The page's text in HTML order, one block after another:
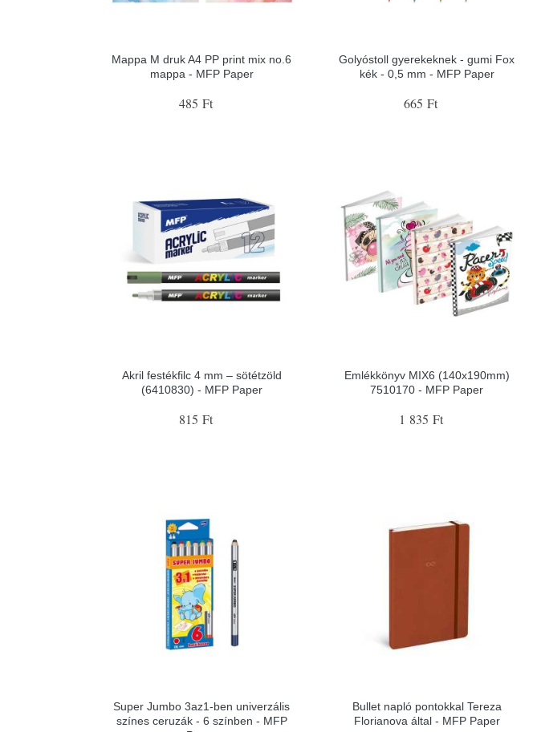
Mappa M druk A4 PP print mix no.6
mappa - MFP Paper
485 Ft
Golyóstoll gyerekeknek - gumi Fox
kék - 0,5 mm - MFP Paper
665 Ft
Akril festékfilc 4 mm – sötétzöld
(6410830) - MFP Paper
815 Ft
Emlékkönyv MIX6 (140x190mm)
7510170 - MFP Paper
1 835 Ft
Super Jumbo 3az1-ben univerzális
színes ceruzák - 6 színben - MFP
Bullet napló pontokkal Tereza
Florianova által - MFP Paper